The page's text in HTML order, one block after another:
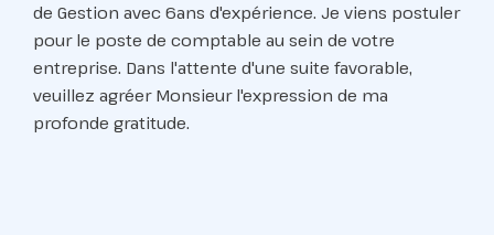
de Gestion avec 6ans d'expérience. Je viens postuler
pour le poste de comptable au sein de votre
entreprise. Dans l'attente d'une suite favorable,
veuillez agréer Monsieur l'expression de ma
profonde gratitude.